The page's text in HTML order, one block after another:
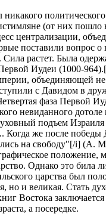
политического
(от них пошло
централизации,
поставили вопрос
растет. Была
Иудеи (1000-
объединяющей
с Давидом в
фаза Первой
невиданного
подъем
же после
на свободу"[/i]
положение,
Однако это
царства был
но и великая. Стать
Востока
а посередке.